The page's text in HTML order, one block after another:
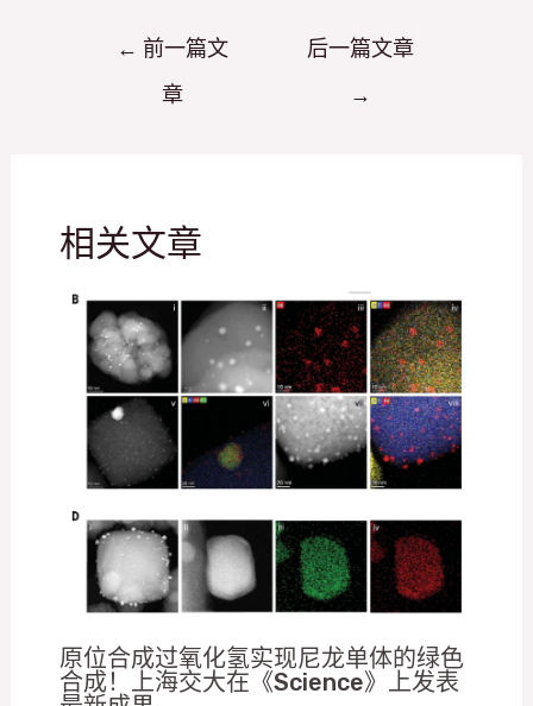
← 前一篇文
章
后一篇文章
→
相关文章
原位合成过氧化氢实现尼龙单体的绿色
合成！上海交大在《Science》上发表